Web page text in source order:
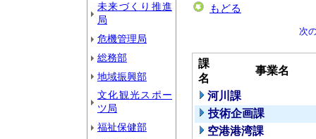
未来づくり推進
局
危機管理局
総務部
地域振興部
文化観光スポー
ツ局
福祉保健部
もどる
次
課
名
事業名
河川課
技術企画課
空港港湾課